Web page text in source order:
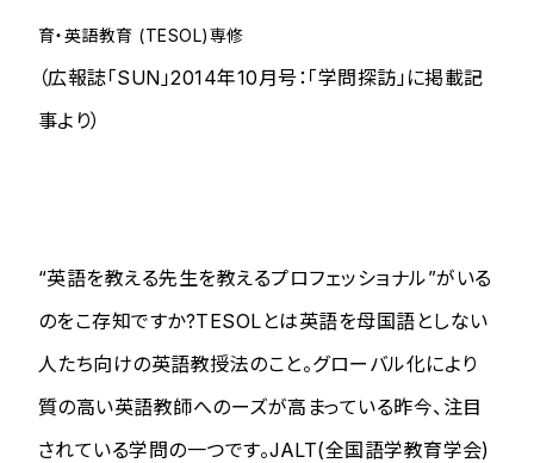
育・英語教育 (TESOL)専修
（広報誌「SUN」2014年10月号：「学問探訪」に掲載記
事より）
“英語を教える先生を教えるプロフェッショナル”がいる
のをこ存知ですか?TESOLとは英語を母国語としない
人たち向けの英語教授法のこと。グローバル化により
質の高い英語教師へのーズが高まっている昨今、注目
されている学問の一つです。JALT(全国語学教育学会)